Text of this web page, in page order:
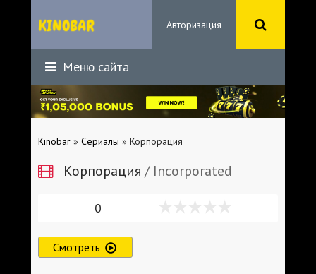
Авторизация
Меню сайта
Kinobar » Сериалы » Корпорация
Корпорация / Incorporated
0
Смотреть